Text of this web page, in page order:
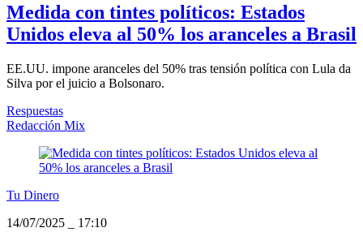
Medida con tintes políticos: Estados
Unidos eleva al 50% los aranceles a Brasil
EE.UU. impone aranceles del 50% tras tensión política con Lula da
Silva por el juicio a Bolsonaro.
Respuestas
Redacción Mix
Tu Dinero
14/07/2025
17:10